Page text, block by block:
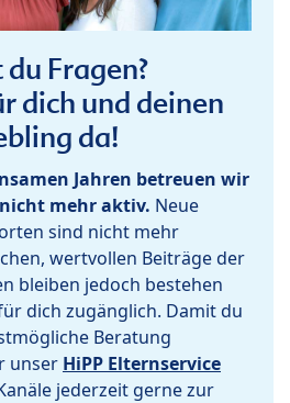
Fragen?
dich und deinen
da!
Jahren betreuen wir
mehr aktiv. Neue
sind nicht mehr
wertvollen Beiträge der
bleiben jedoch bestehen
dich zugänglich. Damit du
Beratung
unser HiPP Elternservice
jederzeit gerne zur